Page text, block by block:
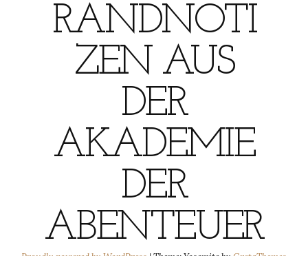
RANDNOTI
ZEN AUS
DER
AKADEMIE
DER
ABENTEUER